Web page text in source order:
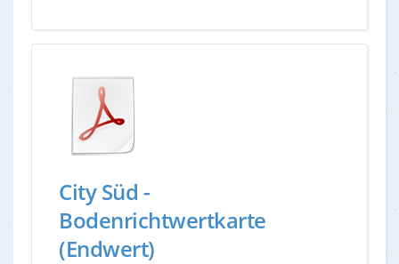
City Süd -
Bodenrichtwertkarte
(Endwert)